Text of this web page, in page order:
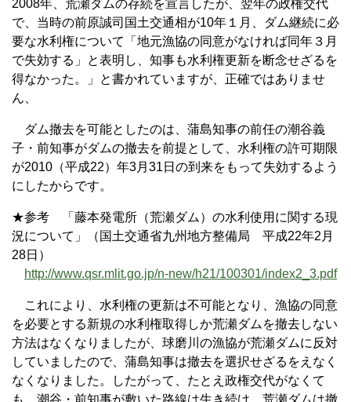
2008年、荒瀬ダムの存続を宣言したが、翌年の政権交代
で、当時の前原誠司国土交通相が10年１月、ダム継続に必
要な水利権について「地元漁協の同意がなければ同年３月
で失効する」と表明し、知事も水利権更新を断念せざるを
得なかった。」と書かれていますが、正確ではありませ
ん、
ダム撤去を可能としたのは、蒲島知事の前任の潮谷義
子・前知事がダムの撤去を前提として、水利権の許可期限
が2010（平成22）年3月31日の到来をもって失効するよう
にしたからです。
★参考 「藤本発電所（荒瀬ダム）の水利使用に関する現
況について」（国土交通省九州地方整備局 平成22年2月
28日）
http://www.qsr.mlit.go.jp/n-new/h21/100301/index2_3.pdf
これにより、水利権の更新は不可能となり、漁協の同意
を必要とする新規の水利権取得しか荒瀬ダムを撤去しない
方法はなくなりましたが、球磨川の漁協が荒瀬ダムに反対
していましたので、蒲島知事は撤去を選択せざるをえなく
なくなりました。したがって、たとえ政権交代がなくて
も、潮谷・前知事が敷いた路線は生き続け、荒瀬ダムは撤